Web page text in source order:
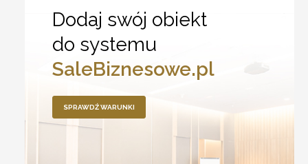
Dodaj swój obiekt
do systemu
SaleBiznesowe.pl
SPRAWDŹ WARUNKI